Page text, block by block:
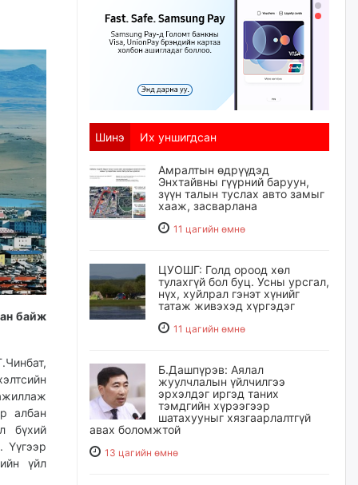
байж
албан
бүхий
Үүгээр
үйл
Шинэ Их уншигдсан
Амралтын өдрүүдэд
Энхтайвны гүүрний баруун,
зүүн талын туслах авто замыг
хааж, засварлана
11 цагийн өмнө
ЦУОШГ: Голд ороод хөл
тулахгүй бол буц. Усны урсгал,
нүх, хуйлрал гэнэт хүнийг
татаж живэхэд хүргэдэг
11 цагийн өмнө
Б.Дашпүрэв: Аялал
жуулчлалын үйлчилгээ
эрхэлдэг иргэд таних
тэмдгийн хүрээгээр
шатахууныг хязгаарлалтгүй
авах боломжтой
13 цагийн өмнө